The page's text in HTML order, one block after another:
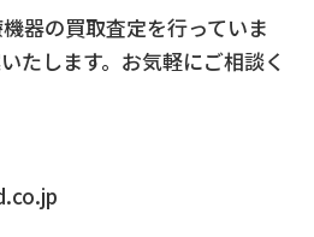
器の買取査定を行っていま
たします。お気軽にご相談く